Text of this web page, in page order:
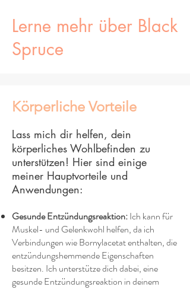
Lerne mehr über Black
Spruce
Körperliche Vorteile
Lass mich dir helfen, dein
körperliches Wohlbefinden zu
unterstützen! Hier sind einige
meiner Hauptvorteile und
Anwendungen:
Gesunde Entzündungsreaktion:Ich kann für
Muskel- und Gelenkwohl helfen, da ich
Verbindungen wie Bornylacetat enthalten, die
entzündungshemmende Eigenschaften
besitzen. Ich unterstütze dich dabei, eine
gesunde Entzündungsreaktion in deinem